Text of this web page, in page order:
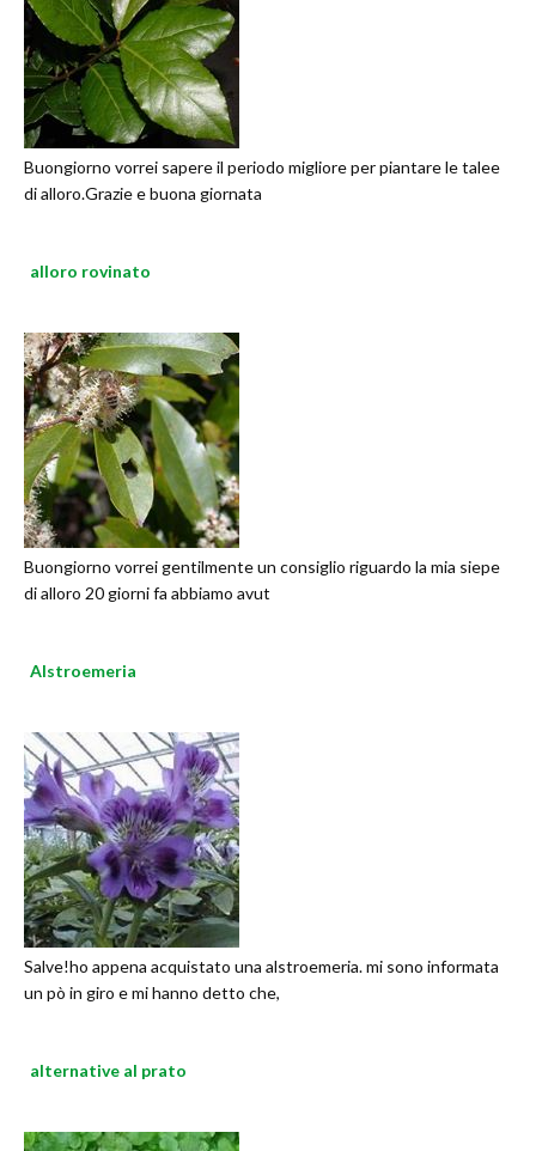
Buongiorno vorrei sapere il periodo migliore per piantare le talee
di alloro.Grazie e buona giornata
alloro rovinato
Buongiorno vorrei gentilmente un consiglio riguardo la mia siepe
di alloro 20 giorni fa abbiamo avut
Alstroemeria
Salve!ho appena acquistato una alstroemeria. mi sono informata
un pò in giro e mi hanno detto che,
alternative al prato